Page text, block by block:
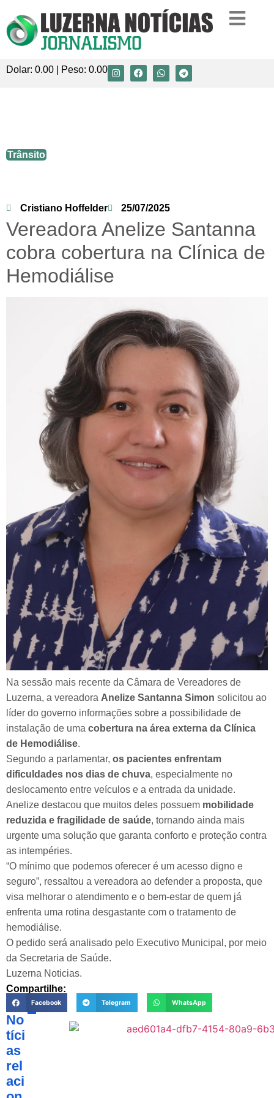
Dolar: 0.00 | Peso: 0.00
Trânsito
Cristiano Hoffelder 25/07/2025
Vereadora Anelize Santanna
cobra cobertura na Clínica de
Hemodiálise
Na sessão mais recente da Câmara de Vereadores de
Luzerna, a vereadora Anelize Santanna Simon solicitou ao
líder do governo informações sobre a possibilidade de
instalação de uma cobertura na área externa da Clínica
de Hemodiálise.
Segundo a parlamentar, os pacientes enfrentam
dificuldades nos dias de chuva, especialmente no
deslocamento entre veículos e a entrada da unidade.
Anelize destacou que muitos deles possuem mobilidade
reduzida e fragilidade de saúde, tornando ainda mais
urgente uma solução que garanta conforto e proteção contra
as intempéries.
“O mínimo que podemos oferecer é um acesso digno e
seguro”, ressaltou a vereadora ao defender a proposta, que
visa melhorar o atendimento e o bem-estar de quem já
enfrenta uma rotina desgastante com o tratamento de
hemodiálise.
O pedido será analisado pelo Executivo Municipal, por meio
da Secretaria de Saúde.
Luzerna Noticias.
Compartilhe:
Facebook Telegram WhatsApp
No
tíci
as
rel
aci